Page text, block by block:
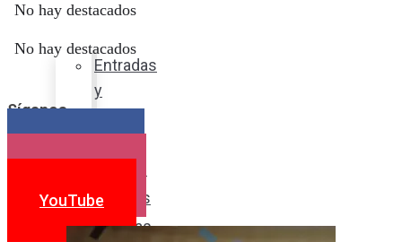
sabor
Entradas
y
Postres
Bebidas
No hay destacados
No hay destacados
Síganos
YouTube